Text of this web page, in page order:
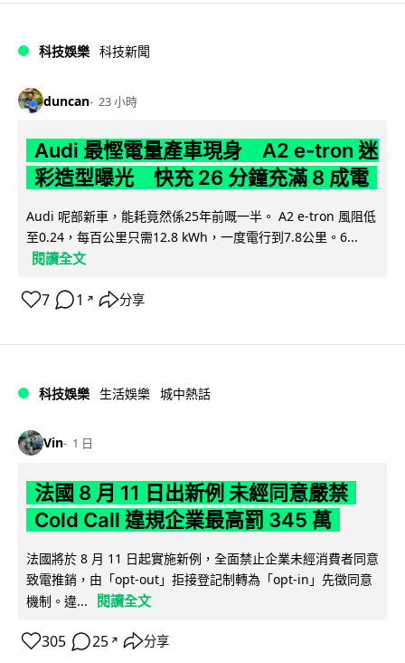
科技娛樂 科技新聞
duncan 23 小時
Audi 最慳電量產車現身 A2 e-tron 迷
彩造型曝光 快充 26 分鐘充滿 8 成電
Audi 呢部新車，能耗竟然係25年前嘅一半。 A2 e-tron 風阻低
至0.24，每百公里只需12.8 kWh，一度電行到7.8公里。6...
閱讀全文
7 1 ↗ 分享
科技娛樂 生活娛樂 城中熱話
Vin 1 日
法國 8 月 11 日出新例 未經同意嚴禁
Cold Call 違規企業最高罰 345 萬
法國將於 8 月 11 日起實施新例，全面禁止企業未經消費者同意
致電推銷，由「opt-out」拒接登記制轉為「opt-in」先徵同意
機制。違...
閱讀全文
305 25 ↗ 分享